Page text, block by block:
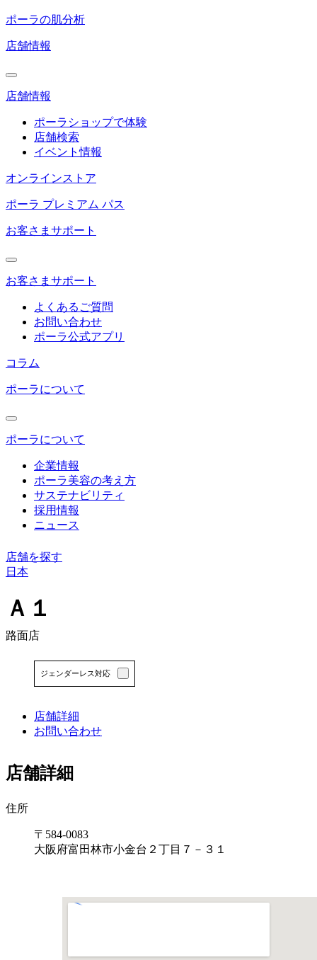
ポーラの肌分析
店舗情報
店舗情報
ポーラショップで体験
店舗検索
イベント情報
オンラインストア
ポーラ プレミアム パス
お客さまサポート
お客さまサポート
よくあるご質問
お問い合わせ
ポーラ公式アプリ
コラム
ポーラについて
ポーラについて
企業情報
ポーラ美容の考え方
サステナビリティ
採用情報
ニュース
店舗を探す
日本
ン
テ
ン
Ａ１
路面店
ジェンダーレス対応
店舗詳細
お問い合わせ
店舗詳細
住所
〒584-0083
大阪府富田林市小金台２丁目７－３１